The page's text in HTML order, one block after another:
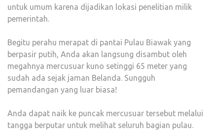
untuk umum karena dijadikan lokasi penelitian milik
pemerintah.
Begitu perahu merapat di pantai Pulau Biawak yang
berpasir putih, Anda akan langsung disambut oleh
megahnya mercusuar kuno setinggi 65 meter yang
sudah ada sejak jaman Belanda. Sungguh
pemandangan yang luar biasa!
Anda dapat naik ke puncak mercusuar tersebut melalui
tangga berputar untuk melihat seluruh bagian pulau.